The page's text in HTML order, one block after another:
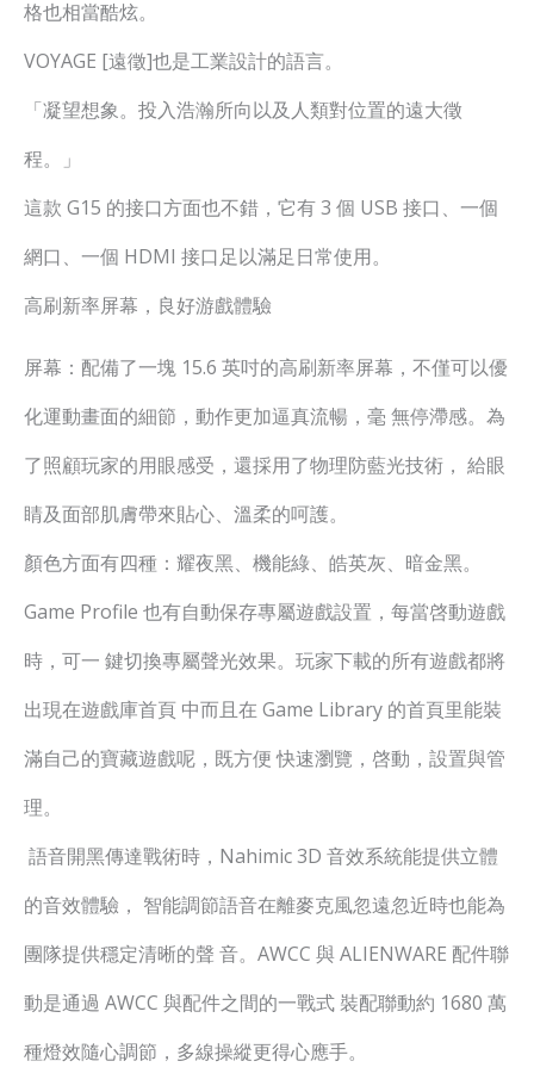
格也相當酷炫。
VOYAGE [遠徵]也是工業設計的語言。
「凝望想象。投入浩瀚所向以及人類對位置的遠大徵
程。」
這款 G15 的接口方面也不錯，它有 3 個 USB 接口、一個
網口、一個 HDMI 接口足以滿足日常使用。
高刷新率屏幕，良好游戲體驗
屏幕：配備了一塊 15.6 英吋的高刷新率屏幕，不僅可以優
化運動畫面的細節，動作更加逼真流暢，毫 無停滯感。為
了照顧玩家的用眼感受，還採用了物理防藍光技術， 給眼
睛及面部肌膚帶來貼心、溫柔的呵護。
顏色方面有四種：耀夜黑、機能綠、皓英灰、暗金黑。
Game Profile 也有自動保存專屬遊戲設置，每當啓動遊戲
時，可一 鍵切換專屬聲光效果。玩家下載的所有遊戲都將
出現在遊戲庫首頁 中而且在 Game Library 的首頁里能裝
滿自己的寶藏遊戲呢，既方便 快速瀏覽，啓動，設置與管
理。
語音開黑傳達戰術時，Nahimic 3D 音效系統能提供立體
的音效體驗， 智能調節語音在離麥克風忽遠忽近時也能為
團隊提供穩定清晰的聲 音。AWCC 與 ALIENWARE 配件聯
動是通過 AWCC 與配件之間的一戰式 裝配聯動約 1680 萬
種燈效隨心調節，多線操縱更得心應手。